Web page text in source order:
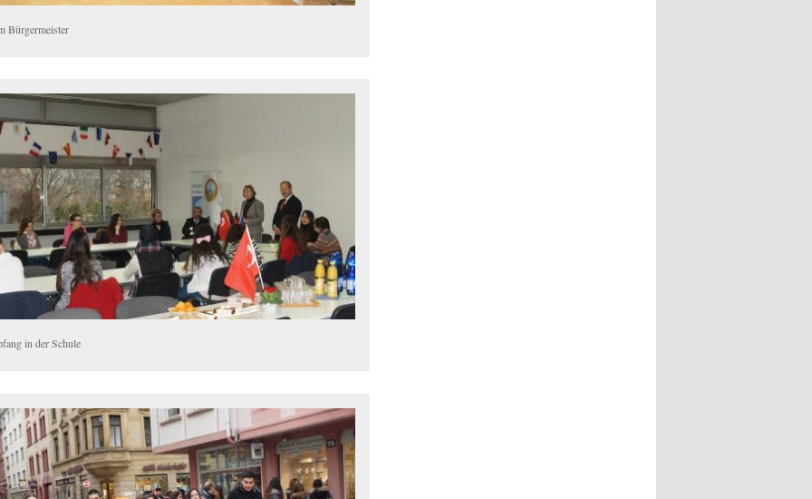
Bürgermeister
in der Schule